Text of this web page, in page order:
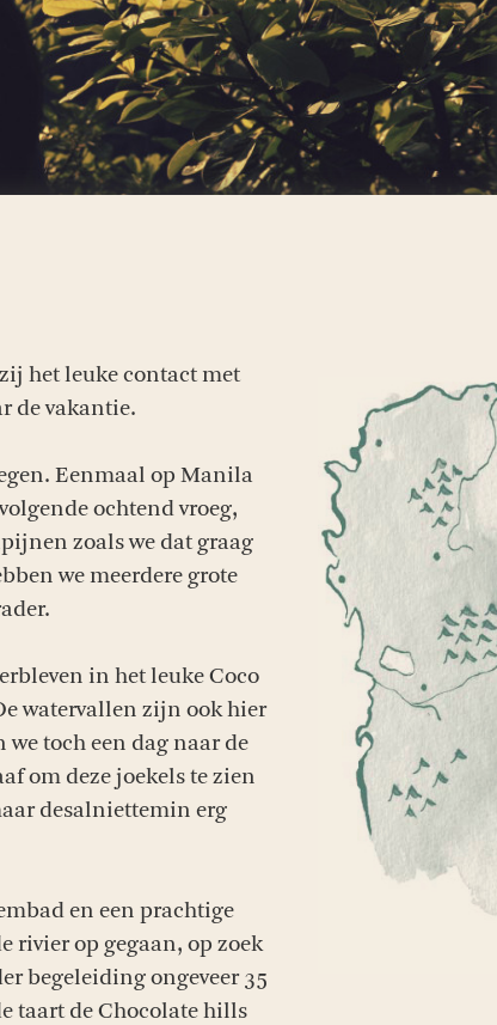
het leuke contact met
de vakantie.
Eenmaal op Manila
ochtend vroeg,
zoals we dat graag
we meerdere grote
in het leuke Coco
watervallen zijn ook hier
toch een dag naar de
om deze joekels te zien
desalniettemin erg
en een prachtige
rivier op gegaan, op zoek
begeleiding ongeveer 35
taart de Chocolate hills